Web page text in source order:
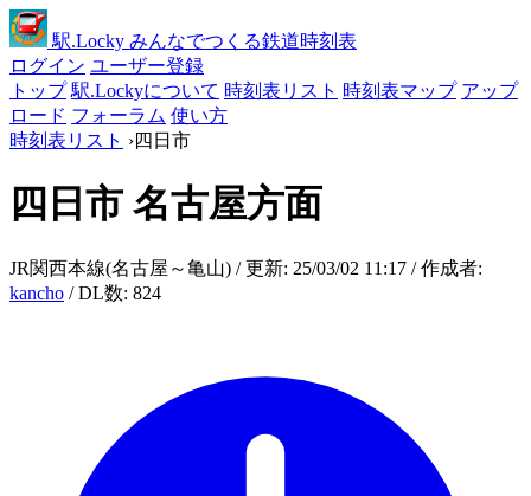
駅.Locky みんなでつくる鉄道時刻表
ログイン ユーザー登録
トップ 駅.Lockyについて 時刻表リスト 時刻表マップ アップ
ロード フォーラム 使い方
時刻表リスト ›四日市
四日市 名古屋方面
JR関西本線(名古屋～亀山) / 更新: 25/03/02 11:17 / 作成者:
kancho / DL数: 824